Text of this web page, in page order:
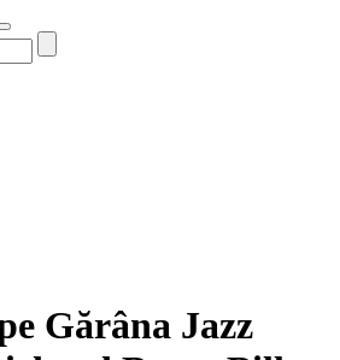
Gărâna Jazz